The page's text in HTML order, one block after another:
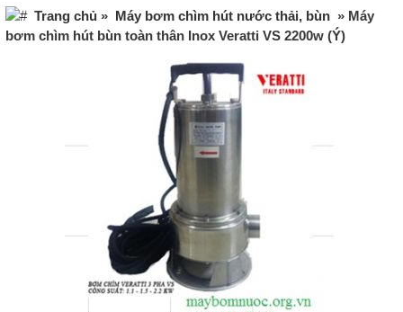
Trang chủ » Máy bơm chìm hút nước thải, bùn » Máy
bơm chìm hút bùn toàn thân Inox Veratti VS 2200w (Ý)